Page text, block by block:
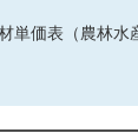
単価表（農林水